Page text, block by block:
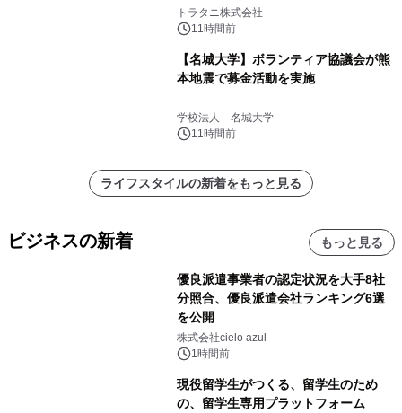
説
トラタニ株式会社
11時間前
【名城大学】ボランティア協議会が熊
本地震で募金活動を実施
学校法人 名城大学
11時間前
ライフスタイルの新着をもっと見る
ビジネスの新着 もっと見る
優良派遣事業者の認定状況を大手8社
分照合、優良派遣会社ランキング6選
を公開
株式会社cielo azul
1時間前
現役留学生がつくる、留学生のため
の、留学生専用プラットフォーム